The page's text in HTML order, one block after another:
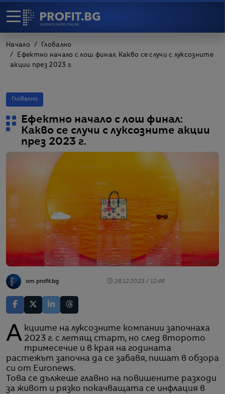
Начало
Глобално
Ефектно начало с лош финал: Какво се случи с луксозните
акции през 2023 г.
Глобално
Ефектно начало с лош финал:
Какво се случи с луксозните акции
през 2023 г.
от profit.bg 28.12.2023 / 12:46
Акциите на луксозните компании започнаха 2023 г. с летящ старт, но след второто
тримесечие и в края на годината
растежът започна да се забавя, пишат в обзора
си от Euronews.
Това се дължеше главно на повишените разходи
за живот и рязко покачващата се инфлация в